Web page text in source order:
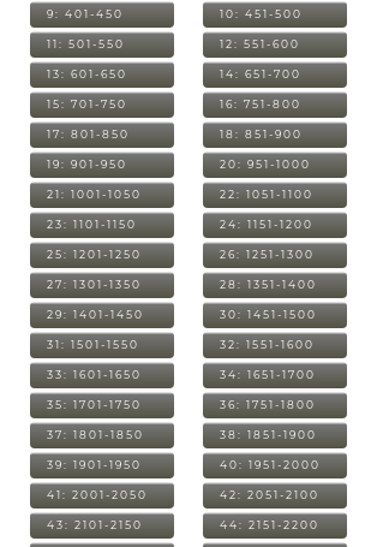
9: 401-450 10: 451-500
11: 501-550 12: 551-600
13: 601-650 14: 651-700
15: 701-750 16: 751-800
17: 801-850 18: 851-900
19: 901-950 20: 951-1000
21: 1001-1050 22: 1051-1100
23: 1101-1150 24: 1151-1200
25: 1201-1250 26: 1251-1300
27: 1301-1350 28: 1351-1400
29: 1401-1450 30: 1451-1500
31: 1501-1550 32: 1551-1600
33: 1601-1650 34: 1651-1700
35: 1701-1750 36: 1751-1800
37: 1801-1850 38: 1851-1900
39: 1901-1950 40: 1951-2000
41: 2001-2050 42: 2051-2100
43: 2101-2150 44: 2151-2200